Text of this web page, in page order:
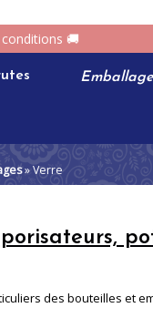
🚚
» Verre
des bouteilles et